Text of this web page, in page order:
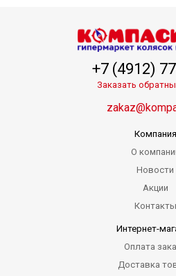
+7 (4912)
Заказать
Компания
О
Новости
Акции
Контакты
Интернет-
Оплата
Доставка